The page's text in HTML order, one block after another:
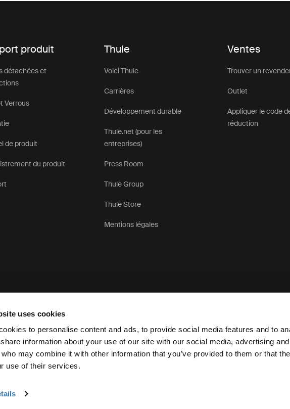
uses cookies
to personalise content and ads, to provide social media features and to
information about your use of our site with our social media, advertising
may combine it with other information that you’ve provided to them or that
use of their services.
produit
détachées et
Verrous
de produit
du produit
Thule
Voici Thule
Carrières
Développement durable
Thule.net (pour les
entreprises)
Press Room
Thule Group
Thule Store
Mentions légales
Ventes
Trouver un
Outlet
Appliquer le code
réduction
Déclaration de confidentialité